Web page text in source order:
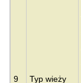
9 Typ wieży